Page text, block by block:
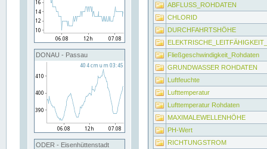
DONAU - Passau
ODER - Eisenhüttenstadt
ABFLUSS_ROHDATEN
CHLORID
DURCHFAHRTSHÖHE
Fließgeschwindigkeit_Rohdaten
GRUNDWASSER ROHDATEN
Luftfeuchte
Lufttemperatur
Lufttemperatur Rohdaten
MAXIMALEWELLENHÖHE
PH-Wert
RICHTUNGSTROM